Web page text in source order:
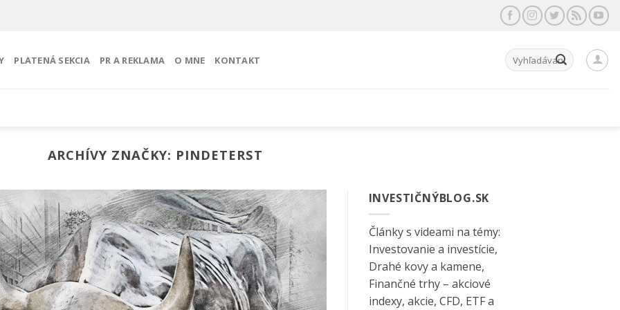
PLATENÁ SEKCIA PR A REKLAMA O MNE KONTAKT Hľadať:
ARCHÍVY ZNAČKY: PINDETERST
INVESTIČNÝBLOG.SK
Články s videami na témy:
Investovanie a investície,
Drahé kovy a kamene,
Finančné trhy – akciové
indexy, akcie, CFD, ETF a